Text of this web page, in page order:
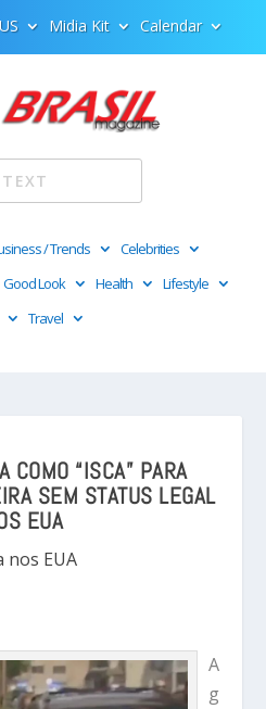
Midia Kit Calendar
/ Trends
Celebrities
Good Look Health
Lifestyle
Travel
COMO “ISCA” PARA
SEM STATUS LEGAL
EUA
nos EUA
A
g